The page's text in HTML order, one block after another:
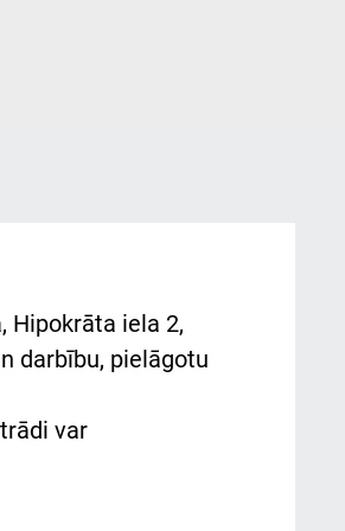
Hipokrāta iela 2,
darbību, pielāgotu
var